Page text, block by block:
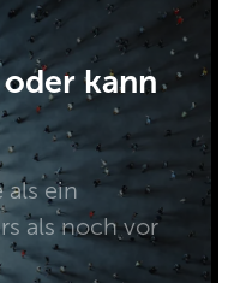
kann
als ein
als noch vor